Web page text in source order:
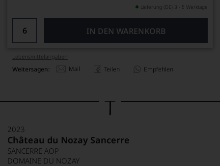
Lieferung (DE) 3 - 5 Werktage
IN DEN WARENKORB
Lebensmittel­angaben
Weitersagen: Mail Teilen Empfehlen
2023
Château du Nozay Sancerre
SANCERRE AOP
DOMAINE DU NOZAY